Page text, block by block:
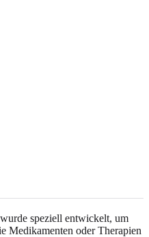
speziell entwickelt, um
Medikamenten oder Therapien